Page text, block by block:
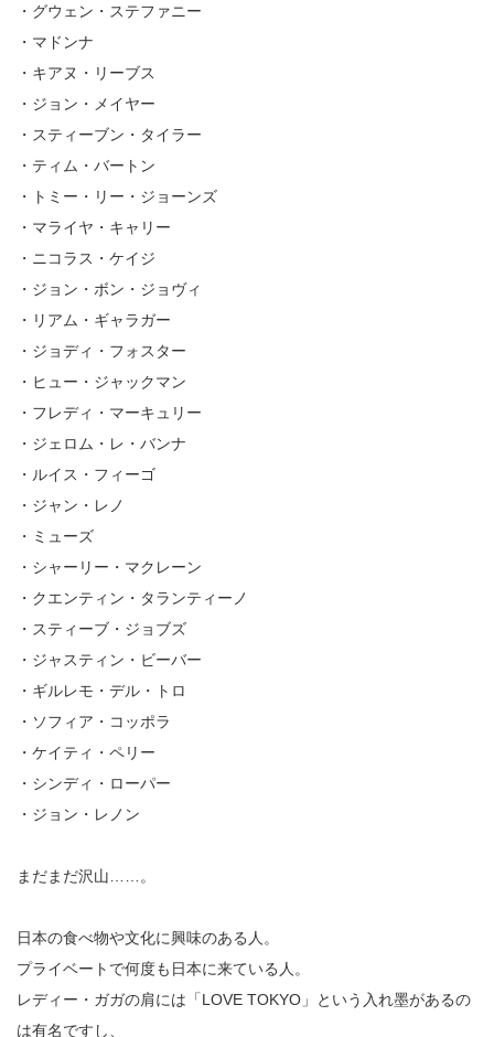
・グウェン・ステファニー
・マドンナ
・キアヌ・リーブス
・ジョン・メイヤー
・スティーブン・タイラー
・ティム・バートン
・トミー・リー・ジョーンズ
・マライヤ・キャリー
・ニコラス・ケイジ
・ジョン・ボン・ジョヴィ
・リアム・ギャラガー
・ジョディ・フォスター
・ヒュー・ジャックマン
・フレディ・マーキュリー
・ジェロム・レ・バンナ
・ルイス・フィーゴ
・ジャン・レノ
・ミューズ
・シャーリー・マクレーン
・クエンティン・タランティーノ
・スティーブ・ジョブズ
・ジャスティン・ビーバー
・ギルレモ・デル・トロ
・ソフィア・コッポラ
・ケイティ・ペリー
・シンディ・ローパー
・ジョン・レノン
まだまだ沢山……。
日本の食べ物や文化に興味のある人。
プライベートで何度も日本に来ている人。
レディー・ガガの肩には「LOVE TOKYO」という入れ墨があるの
は有名ですし、